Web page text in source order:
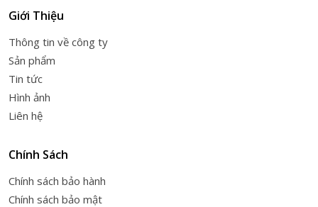
Giới Thiệu
Thông tin về công ty
Sản phẩm
Tin tức
Hình ảnh
Liên hệ
Chính Sách
Chính sách bảo hành
Chính sách bảo mật